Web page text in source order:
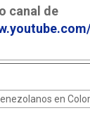
canal de
en